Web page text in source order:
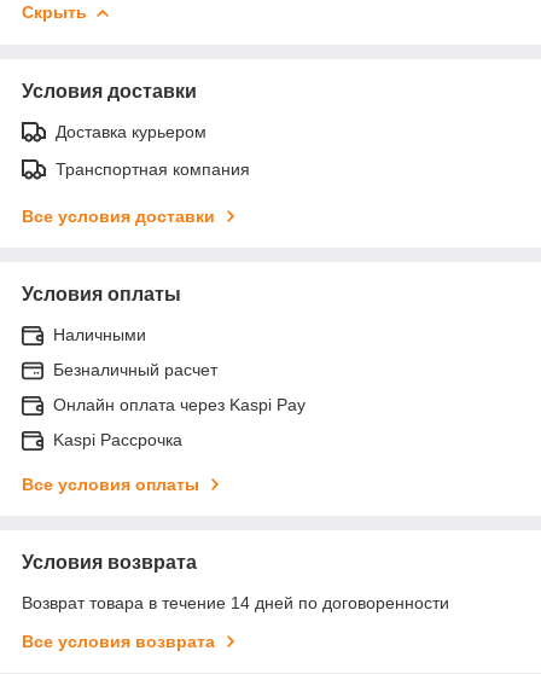
Скрыть
Условия доставки
Доставка курьером
Транспортная компания
Все условия доставки
Условия оплаты
Наличными
Безналичный расчет
Онлайн оплата через Kaspi Pay
Kaspi Рассрочка
Все условия оплаты
Условия возврата
Возврат товара в течение 14 дней по договоренности
Все условия возврата